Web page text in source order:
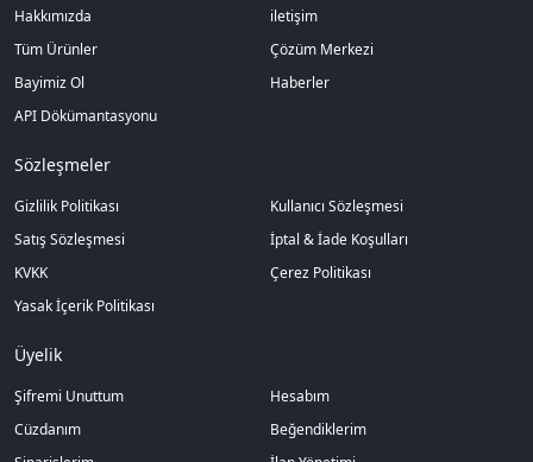
Hakkımızda
iletişim
Tüm Ürünler
Çözüm Merkezi
Bayimiz Ol
Haberler
API Dökümantasyonu
Sözleşmeler
Gizlilik Politikası
Kullanıcı Sözleşmesi
Satış Sözleşmesi
İptal & İade Koşulları
KVKK
Çerez Politikası
Yasak İçerik Politikası
Üyelik
Şifremi Unuttum
Hesabım
Cüzdanım
Beğendiklerim